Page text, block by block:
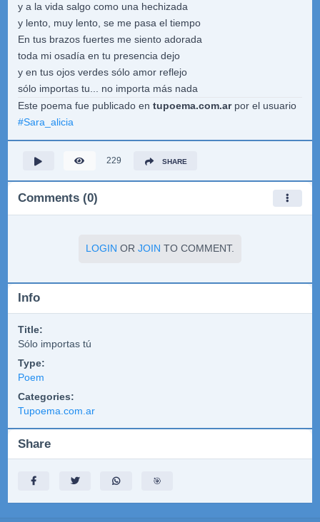
y a la vida salgo como una hechizada
y lento, muy lento, se me pasa el tiempo
En tus brazos fuertes me siento adorada
toda mi osadía en tu presencia dejo
y en tus ojos verdes sólo amor reflejo
sólo importas tu... no importa más nada
Este poema fue publicado en tupoema.com.arpor el usuario
#Sara_alicia
229 SHARE
Comments (0)
LOGIN OR JOIN TO COMMENT.
Info
Title:
Sólo importas tú
Type:
Poem
Categories:
Tupoema.com.ar
Share
🎯